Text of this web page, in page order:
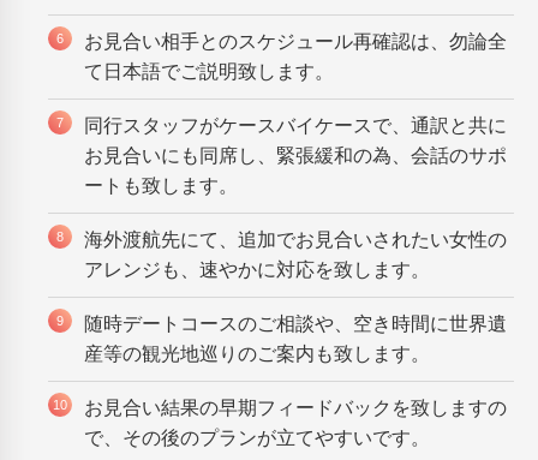
お見合い相手とのスケジュール再確認は、勿論全
て日本語でご説明致します。
同行スタッフがケースバイケースで、通訳と共に
お見合いにも同席し、緊張緩和の為、会話のサポ
ートも致します。
海外渡航先にて、追加でお見合いされたい女性の
アレンジも、速やかに対応を致します。
随時デートコースのご相談や、空き時間に世界遺
産等の観光地巡りのご案内も致します。
お見合い結果の早期フィードバックを致しますの
で、その後のプランが立てやすいです。